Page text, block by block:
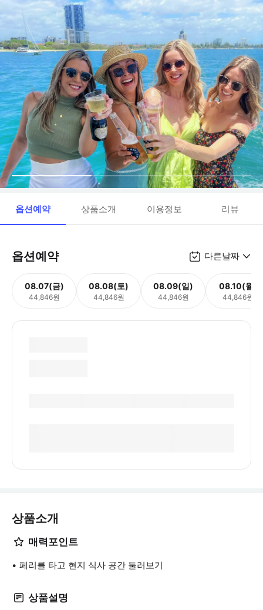
옵션예약 상품소개 이용정보 리뷰
옵션예약 다른날짜
08.07(금)
44,846원
08.08(토)
44,846원
08.09(일)
44,846원
08.10(월)
44,846원
상품소개
매력포인트
페리를 타고 현지 식사 공간 둘러보기
상품설명